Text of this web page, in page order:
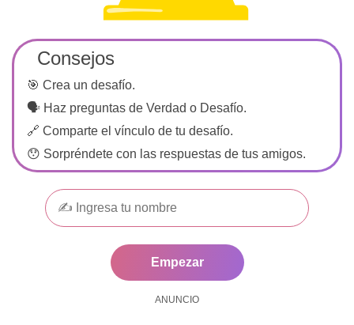
Consejos
🎯 Crea un desafío.
🗣️ Haz preguntas de Verdad o Desafío.
🔗 Comparte el vínculo de tu desafío.
😯 Sorpréndete con las respuestas de tus amigos.
Empezar